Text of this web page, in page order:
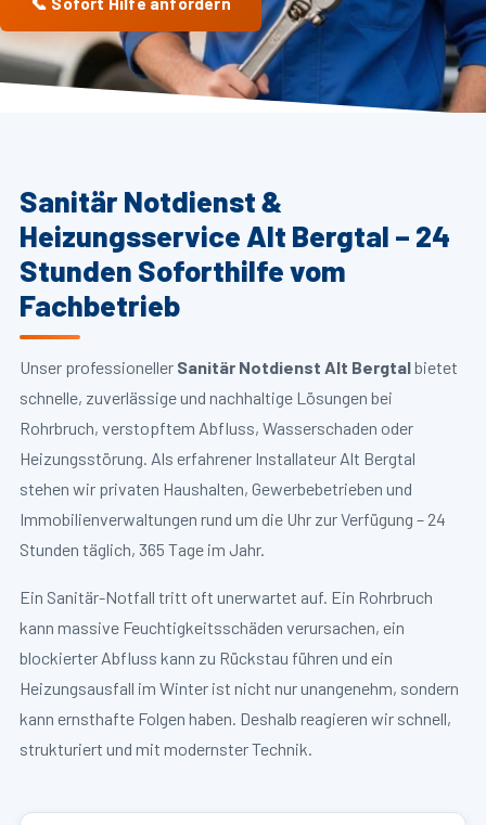
Sanitär Notdienst &
Heizungsservice Alt Bergtal – 24
Stunden Soforthilfe vom
Fachbetrieb
Unser professioneller Sanitär Notdienst Alt Bergtalbietet
schnelle, zuverlässige und nachhaltige Lösungen bei
Rohrbruch, verstopftem Abfluss, Wasserschaden oder
Heizungsstörung. Als erfahrener Installateur Alt Bergtal
stehen wir privaten Haushalten, Gewerbebetrieben und
Immobilienverwaltungen rund um die Uhr zur Verfügung – 24
Stunden täglich, 365 Tage im Jahr.
Ein Sanitär-Notfall tritt oft unerwartet auf. Ein Rohrbruch
kann massive Feuchtigkeitsschäden verursachen, ein
blockierter Abfluss kann zu Rückstau führen und ein
Heizungsausfall im Winter ist nicht nur unangenehm, sondern
kann ernsthafte Folgen haben. Deshalb reagieren wir schnell,
strukturiert und mit modernster Technik.